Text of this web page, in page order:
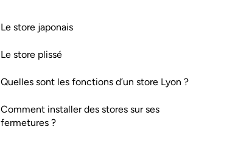
Le store japonais
Le store plissé
Quelles sont les fonctions d’un store Lyon ?
Comment installer des stores sur ses
fermetures ?